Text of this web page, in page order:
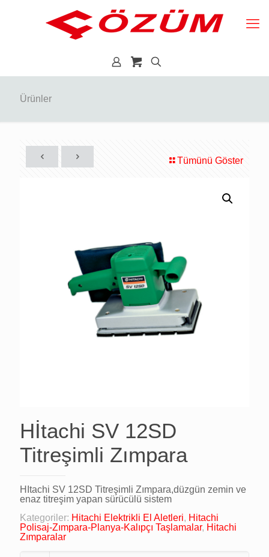
Ürünler
Tümünü Göster
Hİtachi SV 12SD
Titreşimli Zımpara
Hİtachi SV 12SD Titreşimli Zımpara,düzgün zemin ve
enaz titreşim yapan sürücülü sistem
Kategoriler: Hitachi Elektrikli El Aletleri, Hitachi
Polisaj-Zımpara-Planya-Kalıpçı Taşlamalar, Hitachi
Zımparalar